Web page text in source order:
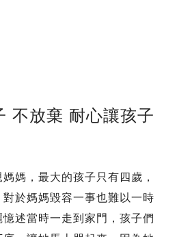
不放棄 耐心讓孩子
媽，最大的孩子只有四歲，
於媽媽毀容一事也難以一時
述當時一走到家門，孩子們